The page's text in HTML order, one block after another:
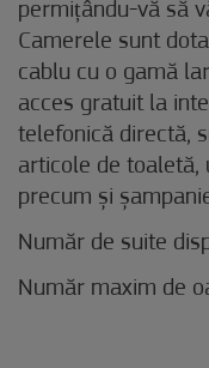
permițându-vă să
Camerele sunt
cablu cu o gamă
acces gratuit la
telefonică directă,
articole de toaletă,
precum și
Număr de suite
Număr maxim de